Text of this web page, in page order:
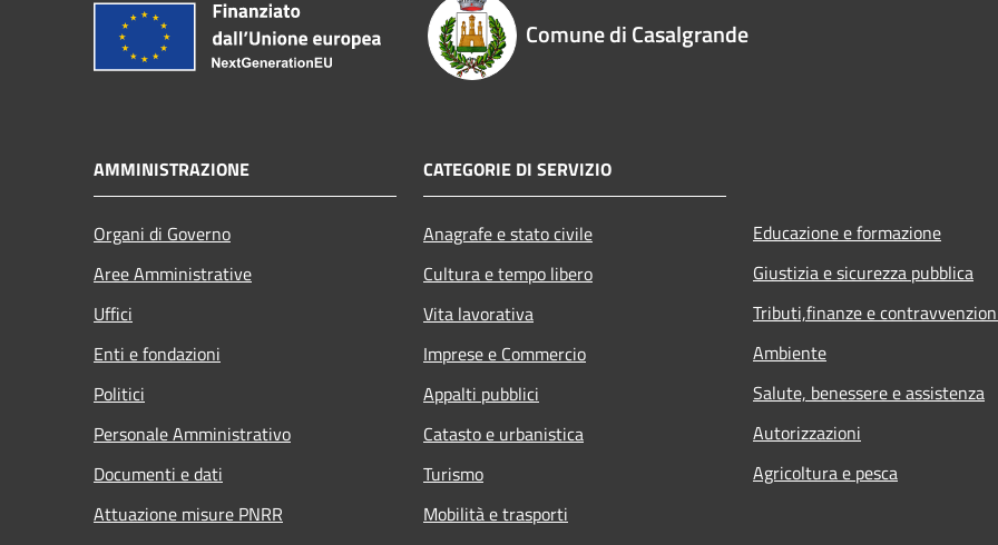
Comune di Casalgrande
AMMINISTRAZIONE
Organi di Governo
Aree Amministrative
Uffici
Enti e fondazioni
Politici
Personale Amministrativo
Documenti e dati
Attuazione misure PNRR
CATEGORIE DI SERVIZIO
Anagrafe e stato civile
Cultura e tempo libero
Vita lavorativa
Imprese e Commercio
Appalti pubblici
Catasto e urbanistica
Turismo
Mobilità e trasporti
Educazione e formazione
Giustizia e sicurezza pubblica
Tributi,finanze e
Ambiente
Salute, benessere e assistenza
Autorizzazioni
Agricoltura e pesca